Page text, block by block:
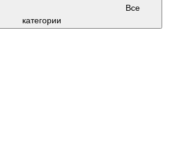
Все
категории